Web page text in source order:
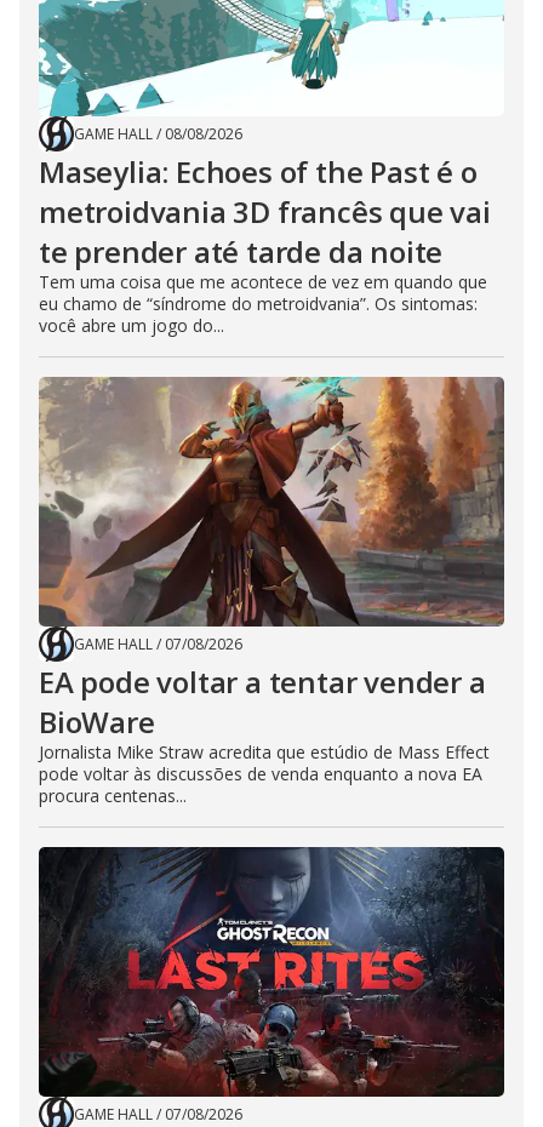
GAME HALL/ 08/08/2026
Maseylia: Echoes of the Past é o
metroidvania 3D francês que vai
te prender até tarde da noite
Tem uma coisa que me acontece de vez em quando que
eu chamo de “síndrome do metroidvania”. Os sintomas:
você abre um jogo do...
GAME HALL/ 07/08/2026
EA pode voltar a tentar vender a
BioWare
Jornalista Mike Straw acredita que estúdio de Mass Effect
pode voltar às discussões de venda enquanto a nova EA
procura centenas...
GAME HALL/ 07/08/2026